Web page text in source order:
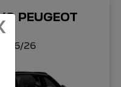
PEUGEOT
26/26